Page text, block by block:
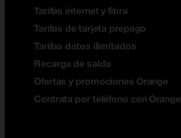
Tarifas internet y fibra
Tarifas de tarjeta prepago
Tarifas datos ilimitados
Recarga de saldo
Ofertas y promociones Orange
Contrata por teléfono con Orange